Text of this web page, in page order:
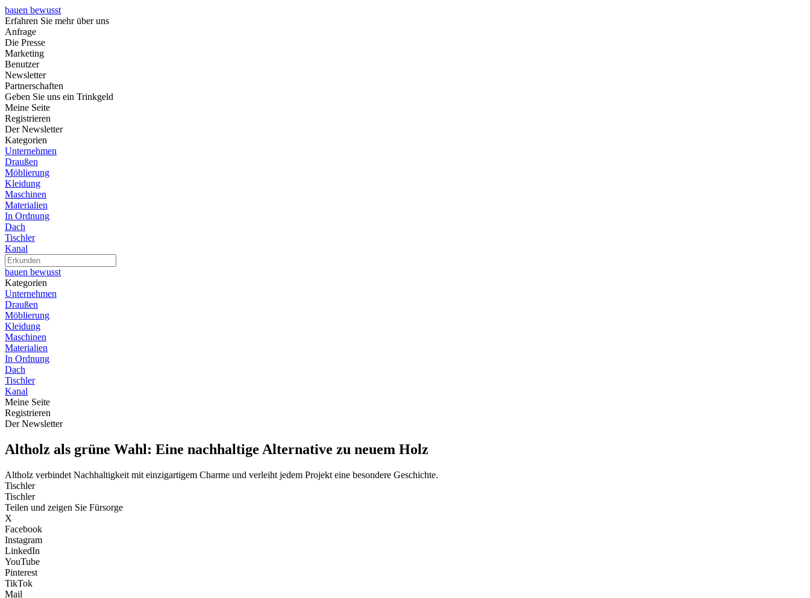
bauen bewusst
Erfahren Sie mehr über uns
Anfrage
Die Presse
Marketing
Benutzer
Newsletter
Partnerschaften
Geben Sie uns ein Trinkgeld
Meine Seite
Registrieren
Der Newsletter
Kategorien
Unternehmen
Draußen
Möblierung
Kleidung
Maschinen
Materialien
In Ordnung
Dach
Tischler
Kanal
bauen bewusst
Kategorien
Unternehmen
Draußen
Möblierung
Kleidung
Maschinen
Materialien
In Ordnung
Dach
Tischler
Kanal
Meine Seite
Registrieren
Der Newsletter
Altholz als grüne Wahl: Eine nachhaltige Alternative zu neuem Holz
Altholz verbindet Nachhaltigkeit mit einzigartigem Charme und verleiht jedem Projekt eine besondere Geschichte.
Tischler
Tischler
Teilen und zeigen Sie Fürsorge
X
Facebook
Instagram
LinkedIn
YouTube
Pinterest
TikTok
Mail